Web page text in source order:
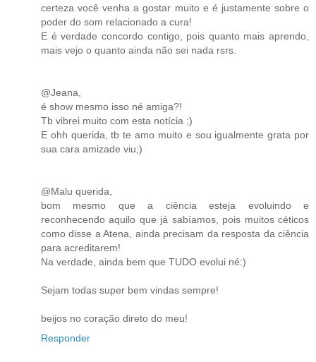
certeza você venha a gostar muito e é justamente sobre o
poder do som relacionado a cura!
E é verdade concordo contigo, pois quanto mais aprendo,
mais vejo o quanto ainda não sei nada rsrs.
@Jeana,
é show mesmo isso né amiga?!
Tb vibrei muito com esta notícia ;)
E ohh querida, tb te amo muito e sou igualmente grata por
sua cara amizade viu;)
@Malu querida,
bom mesmo que a ciência esteja evoluindo e
reconhecendo aquilo que já sabíamos, pois muitos céticos
como disse a Atena, ainda precisam da resposta da ciência
para acreditarem!
Na verdade, ainda bem que TUDO evolui né:)
Sejam todas super bem vindas sempre!
beijos no coração direto do meu!
Responder